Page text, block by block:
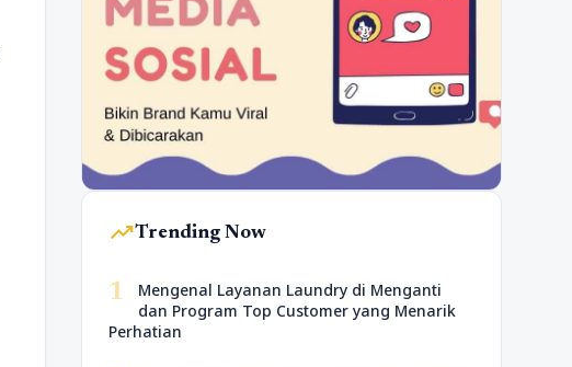
trending_upTrending Now
1
Mengenal Layanan Laundry di Menganti
dan Program Top Customer yang Menarik
Perhatian